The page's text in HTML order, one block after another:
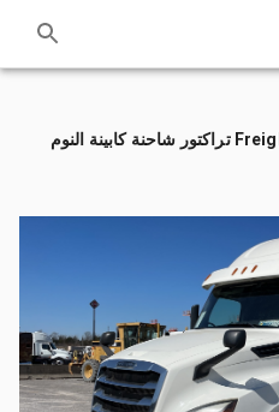
2020 Freightliner Cascadia 126 6x4 تراكتور شاحنة كابينة النوم